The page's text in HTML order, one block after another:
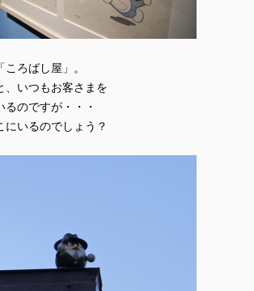
ころばし屋」。
、いつもお客さまを
るのですが・・・
にいるのでしょう？